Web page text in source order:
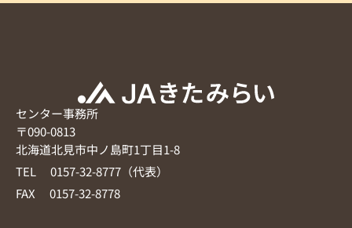
センター事務所
〒090-0813
北海道北見市中ノ島町1丁目1-8
TEL 0157-32-8777（代表）
FAX 0157-32-8778